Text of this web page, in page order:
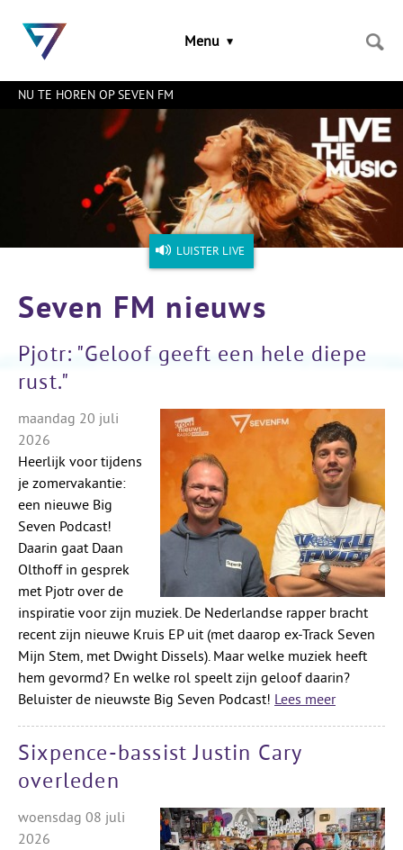
links
naar
Menu
NU TE HOREN OP SEVEN FM
LUISTER LIVE
Seven FM nieuws
Pjotr: "Geloof geeft een hele diepe
rust."
maandag 20 juli
2026
Heerlijk voor tijdens
je zomervakantie:
een nieuwe Big
Seven Podcast!
Daarin gaat Daan
Olthoff in gesprek
met Pjotr over de
inspiratie voor zijn muziek. De Nederlandse rapper bracht
recent zijn nieuwe Kruis EP uit (met daarop ex-Track Seven
Mijn Stem, met Dwight Dissels). Maar welke muziek heeft
hem gevormd? En welke rol speelt zijn geloof daarin?
Beluister de nieuwste Big Seven Podcast! Lees meer
Sixpence-bassist Justin Cary
overleden
woensdag 08 juli
2026